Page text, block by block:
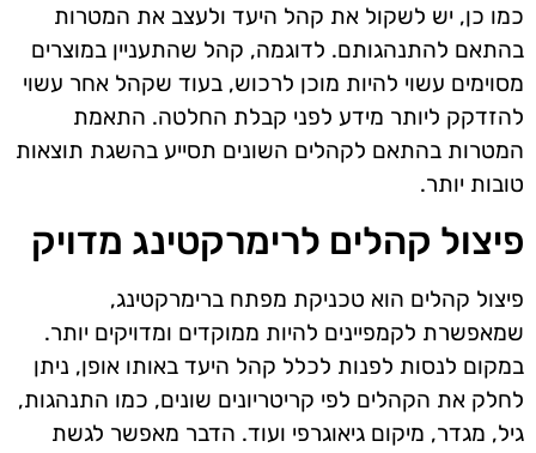
כמו כן, יש לשקול את קהל היעד ולעצב את המטרות
בהתאם להתנהגותם. לדוגמה, קהל שהתעניין במוצרים
מסוימים עשוי להיות מוכן לרכוש, בעוד שקהל אחר עשוי
להזדקק ליותר מידע לפני קבלת החלטה. התאמת
המטרות בהתאם לקהלים השונים תסייע בהשגת תוצאות
טובות יותר.
פיצול קהלים לרימרקטינג מדויק
פיצול קהלים הוא טכניקת מפתח ברימרקטינג,
שמאפשרת לקמפיינים להיות ממוקדים ומדויקים יותר.
במקום לנסות לפנות לכלל קהל היעד באותו אופן, ניתן
לחלק את הקהלים לפי קריטריונים שונים, כמו התנהגות,
גיל, מגדר, מיקום גיאוגרפי ועוד. הדבר מאפשר לגשת